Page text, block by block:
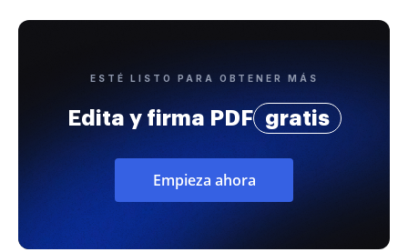
ESTÉ LISTO PARA OBTENER MÁS
Edita y firma PDF gratis
Empieza ahora